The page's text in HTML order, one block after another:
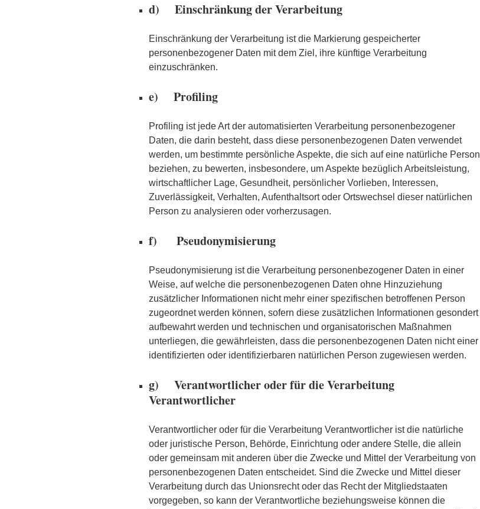
d) Einschränkung der Verarbeitung
Einschränkung der Verarbeitung ist die Markierung gespeicherter
personenbezogener Daten mit dem Ziel, ihre künftige Verarbeitung
einzuschränken.
e) Profiling
Profiling ist jede Art der automatisierten Verarbeitung personenbezogener
Daten, die darin besteht, dass diese personenbezogenen Daten verwendet
werden, um bestimmte persönliche Aspekte, die sich auf eine natürliche Person
beziehen, zu bewerten, insbesondere, um Aspekte bezüglich Arbeitsleistung,
wirtschaftlicher Lage, Gesundheit, persönlicher Vorlieben, Interessen,
Zuverlässigkeit, Verhalten, Aufenthaltsort oder Ortswechsel dieser natürlichen
Person zu analysieren oder vorherzusagen.
f) Pseudonymisierung
Pseudonymisierung ist die Verarbeitung personenbezogener Daten in einer
Weise, auf welche die personenbezogenen Daten ohne Hinzuziehung
zusätzlicher Informationen nicht mehr einer spezifischen betroffenen Person
zugeordnet werden können, sofern diese zusätzlichen Informationen gesondert
aufbewahrt werden und technischen und organisatorischen Maßnahmen
unterliegen, die gewährleisten, dass die personenbezogenen Daten nicht einer
identifizierten oder identifizierbaren natürlichen Person zugewiesen werden.
g) Verantwortlicher oder für die Verarbeitung
Verantwortlicher
Verantwortlicher oder für die Verarbeitung Verantwortlicher ist die natürliche
oder juristische Person, Behörde, Einrichtung oder andere Stelle, die allein
oder gemeinsam mit anderen über die Zwecke und Mittel der Verarbeitung von
personenbezogenen Daten entscheidet. Sind die Zwecke und Mittel dieser
Verarbeitung durch das Unionsrecht oder das Recht der Mitgliedstaaten
vorgegeben, so kann der Verantwortliche beziehungsweise können die